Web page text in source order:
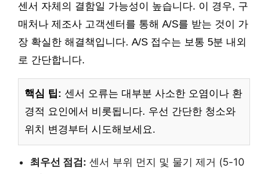
센서 자체의 결함일 가능성이 높습니다. 이 경우, 구
매처나 제조사 고객센터를 통해 A/S를 받는 것이 가
장 확실한 해결책입니다. A/S 접수는 보통 5분 내외
로 간단합니다.
핵심 팁: 센서 오류는 대부분 사소한 오염이나 환
경적 요인에서 비롯됩니다. 우선 간단한 청소와
위치 변경부터 시도해보세요.
최우선 점검: 센서 부위 먼지 및 물기 제거 (5-10